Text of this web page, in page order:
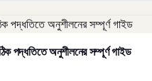
অনুশীলনের সম্পূর্ণ গাইড